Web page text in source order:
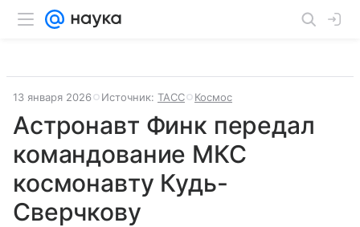
13 января 2026 Источник: ТАСС Космос
Астронавт Финк передал
командование МКС
космонавту Кудь-
Сверчкову